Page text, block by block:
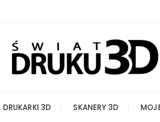
DRUKARKI 3D SKANERY 3D